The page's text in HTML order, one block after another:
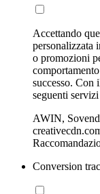
Accettando
personalizzata
o promozioni
successo. Con
seguenti
AWIN,
Conversion